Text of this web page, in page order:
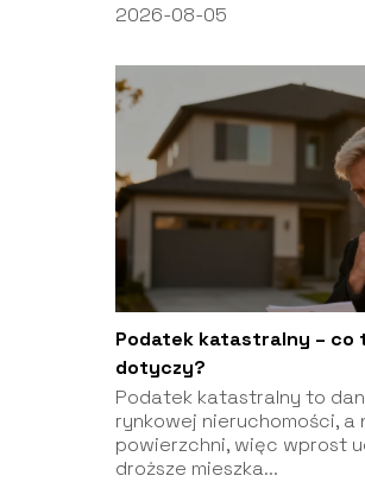
2026-08-05
Podatek katastralny – co
dotyczy?
Podatek katastralny to
rynkowej nieruchomości, a
powierzchni, więc wprost
droższe mieszka...